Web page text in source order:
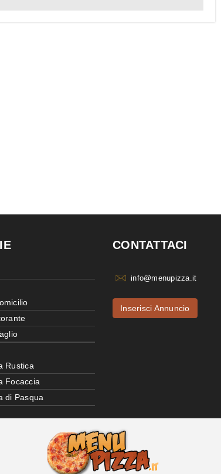
Rustica
Focaccia
di Pasqua
CONTATTACI
info@menupizza.it
Inserisci Annuncio